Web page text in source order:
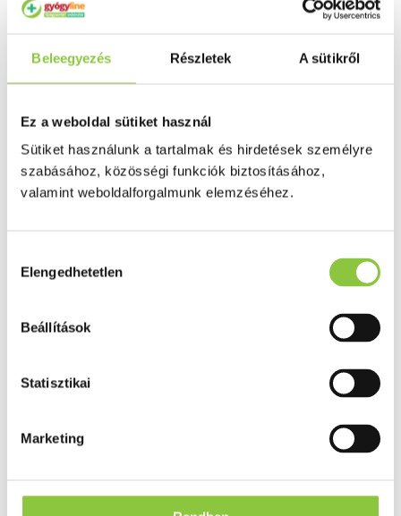
Beleegyezés Részletek A sütikről
Ez a weboldal sütiket használ
Sütiket használunk a tartalmak és hirdetések személyre
szabásához, közösségi funkciók biztosításához,
valamint weboldalforgalmunk elemzéséhez.
kiválasztása
Elengedhetetlen
Beállítások
Statisztikai
Marketing
Allergia
Emésztés
Puffadás, görcs
Gyomorégés, savtúltenges
Máj és epe betegség
Emésztést elősegítő
Érzékszervek
Húgyutak
Szív és érrrendszer
Koleszterinszint csökkentők, omega 3
Vérnyomás és szív gyógyszerei